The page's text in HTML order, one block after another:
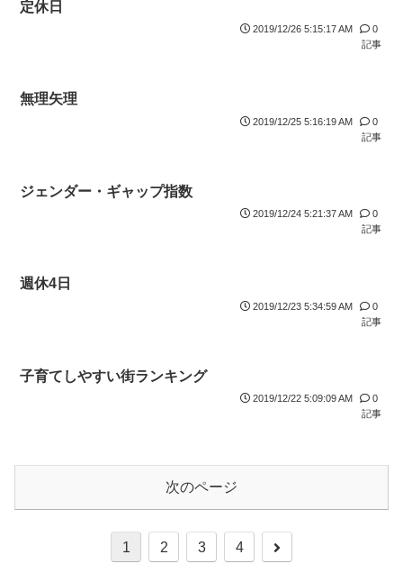
定休日
2019/12/26 5:15:17 AM
0
記事
無理矢理
2019/12/25 5:16:19 AM
0
記事
ジェンダー・ギャップ指数
2019/12/24 5:21:37 AM
0
記事
週休4日
2019/12/23 5:34:59 AM
0
記事
子育てしやすい街ランキング
2019/12/22 5:09:09 AM
0
記事
次のページ
1 2 3 4